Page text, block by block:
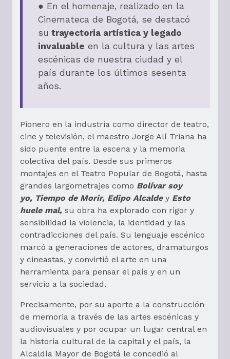
● En el homenaje, realizado en la
Cinemateca de Bogotá, se destacó
su trayectoria artística y legado
invaluable en la cultura y las artes
escénicas de nuestra ciudad y el
país durante los últimos sesenta
años.
Pionero en la industria como director de teatro,
cine y televisión, el maestro Jorge Alí Triana ha
sido puente entre la escena y la memoria
colectiva del país. Desde sus primeros
montajes en el Teatro Popular de Bogotá, hasta
grandes largometrajes como Bolívar soy
yo, Tiempo de Morir, Edipo Alcalde y Esto
huele mal, su obra ha explorado con rigor y
sensibilidad la violencia, la identidad y las
contradicciones del país. Su lenguaje escénico
marcó a generaciones de actores, dramaturgos
y cineastas, y convirtió el arte en una
herramienta para pensar el país y en un
servicio a la sociedad.
Precisamente, por su aporte a la construcción
de memoria a través de las artes escénicas y
audiovisuales y por ocupar un lugar central en
la historia cultural de la capital y el país, la
Alcaldía Mayor de Bogotá le concedió al